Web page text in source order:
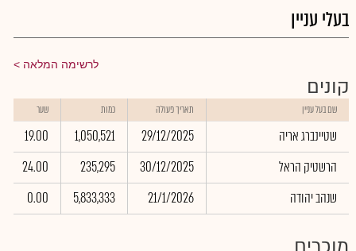
בעלי עניין
לרשימה המלאה
קונים
שם בעל עניין תאריך פעולה כמות שער
שטיינברג אריה 29/12/2025
1,050,521
19.00
הרשטיק הראל
30/12/2025
235,295
24.00
שנהב יהודה
21/1/2026
5,833,333
0.00